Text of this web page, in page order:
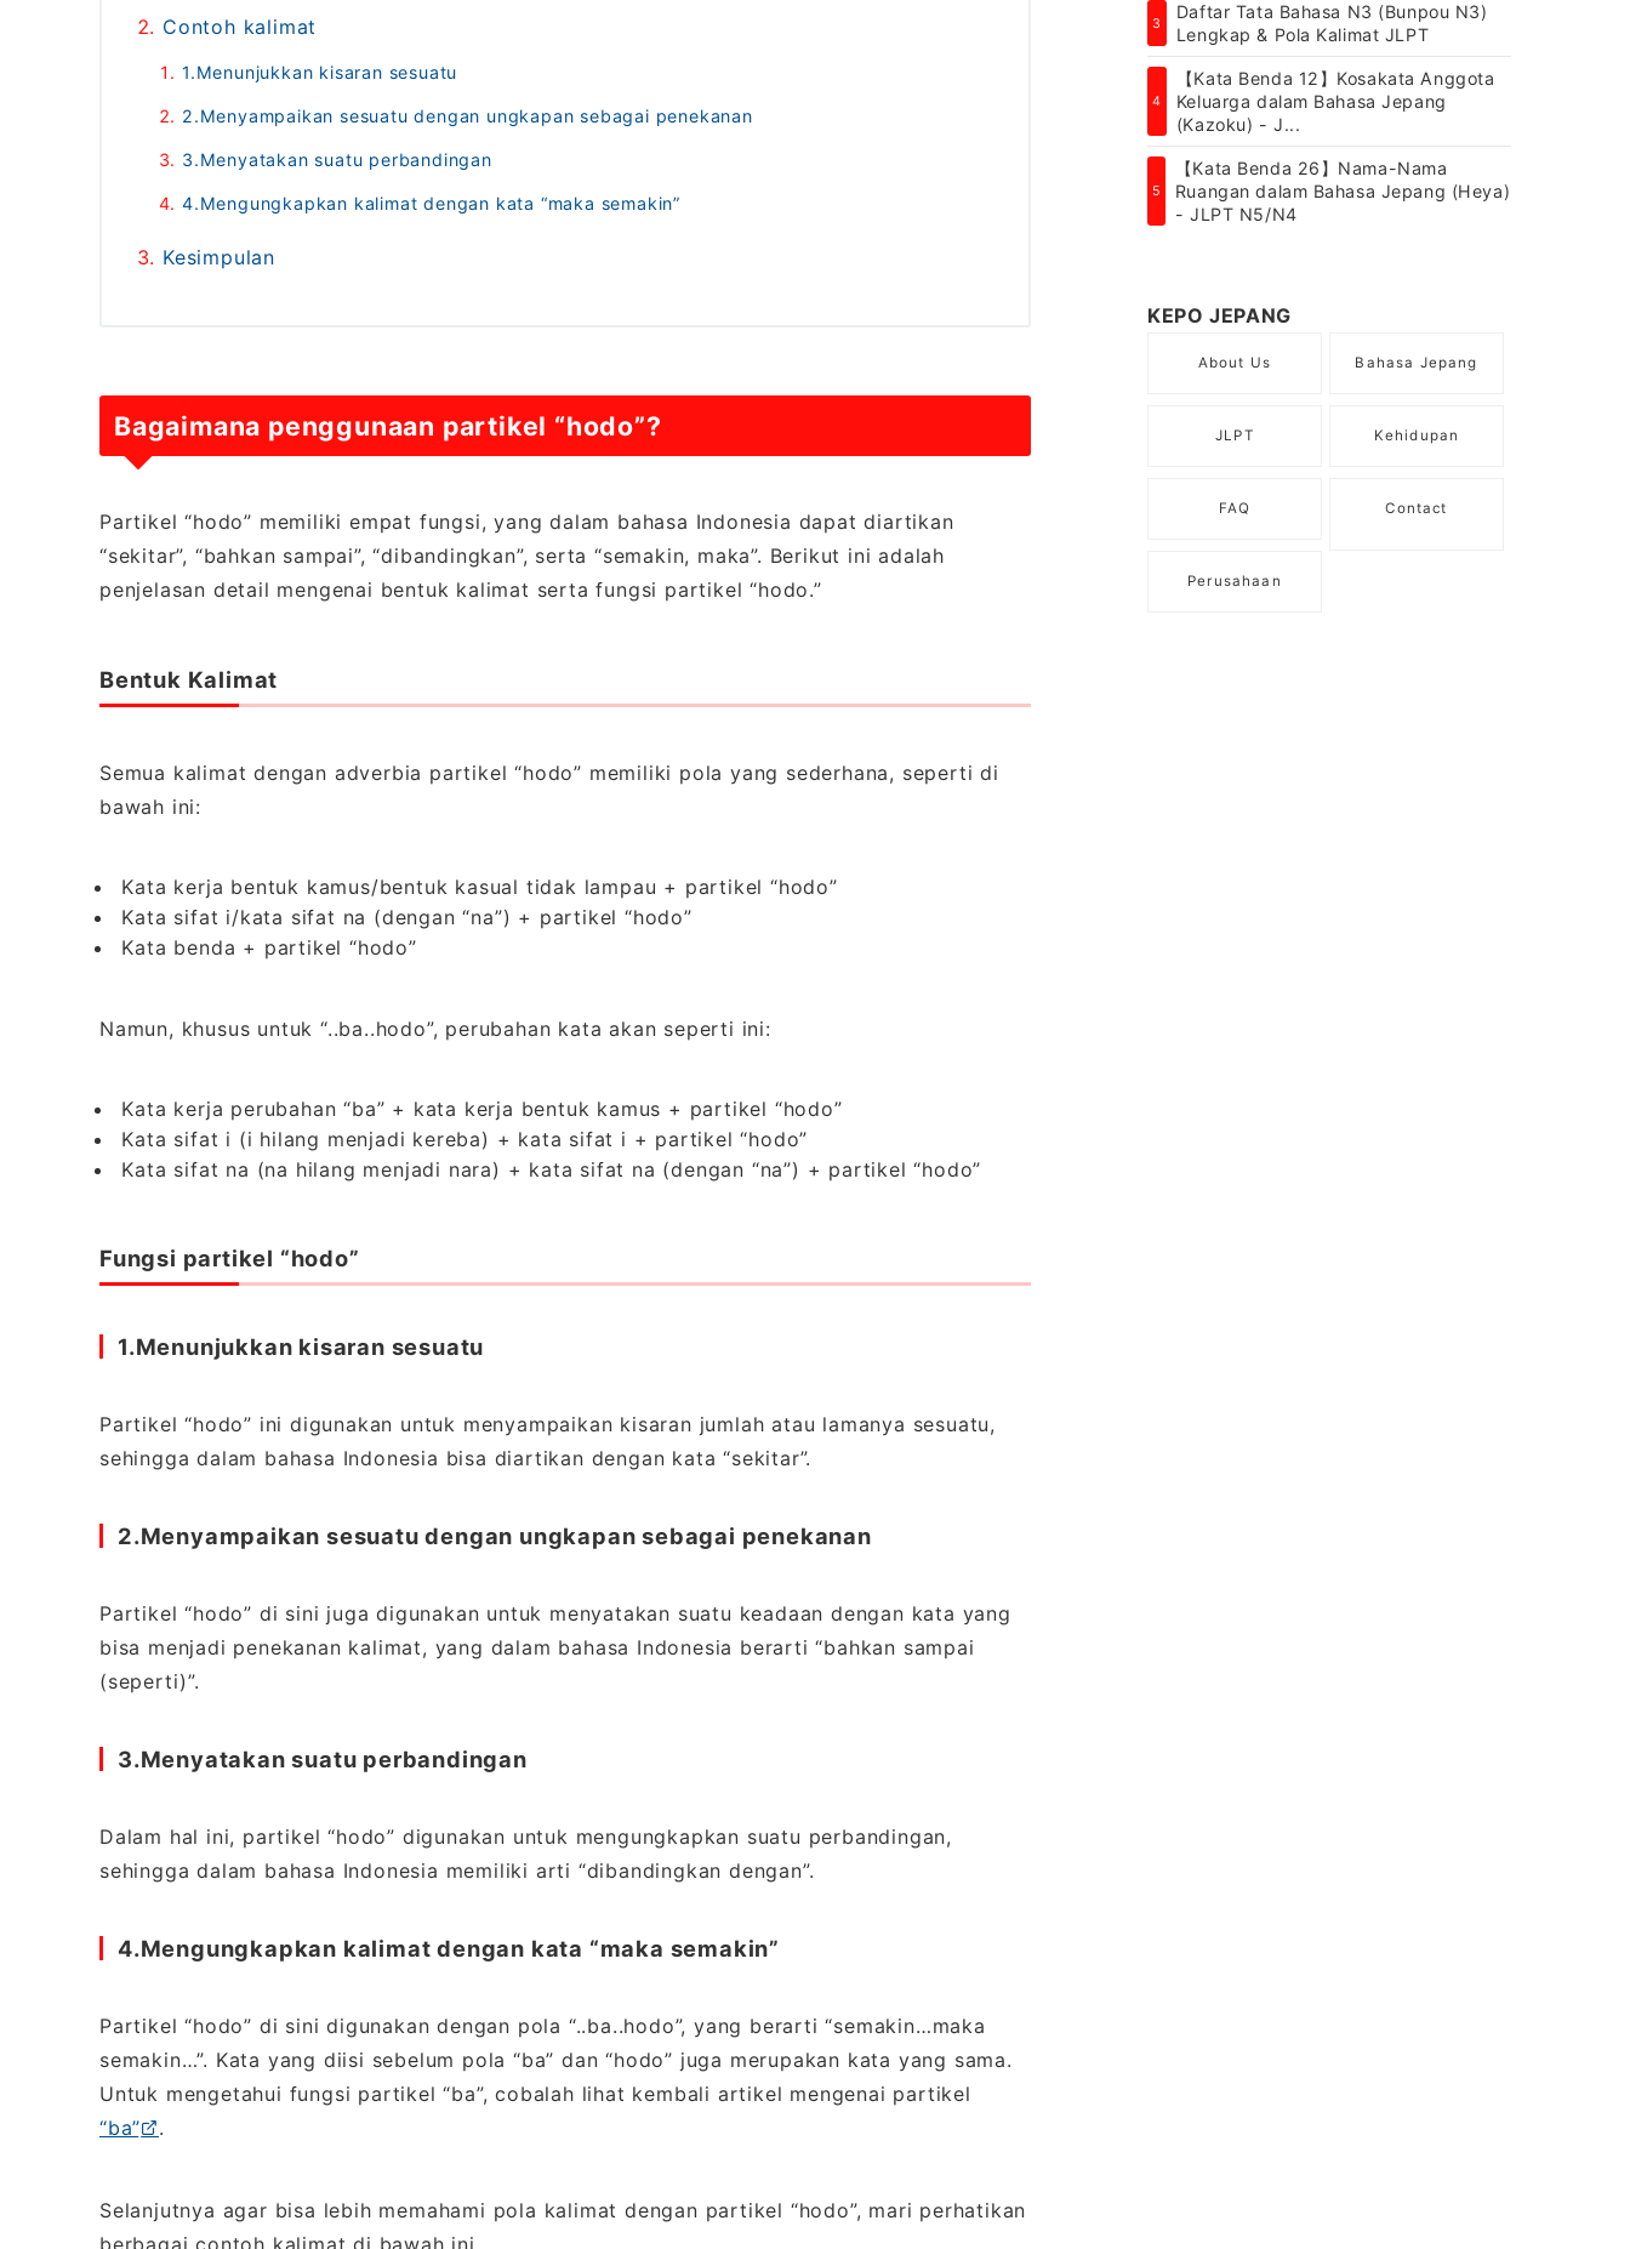
Contoh kalimat
1.Menunjukkan kisaran sesuatu
2.Menyampaikan sesuatu dengan ungkapan sebagai penekanan
3.Menyatakan suatu perbandingan
4.Mengungkapkan kalimat dengan kata “maka semakin”
Kesimpulan
Bagaimana penggunaan partikel “hodo”?
Partikel “hodo” memiliki empat fungsi, yang dalam bahasa Indonesia dapat diartikan
“sekitar”, “bahkan sampai”, “dibandingkan”, serta “semakin, maka”. Berikut ini adalah
penjelasan detail mengenai bentuk kalimat serta fungsi partikel “hodo.”
Bentuk Kalimat
Semua kalimat dengan adverbia partikel “hodo” memiliki pola yang sederhana, seperti di
bawah ini:
Kata kerja bentuk kamus/bentuk kasual tidak lampau + partikel “hodo”
Kata sifat i/kata sifat na (dengan “na”) + partikel “hodo”
Kata benda + partikel “hodo”
Namun, khusus untuk “..ba..hodo”, perubahan kata akan seperti ini:
Kata kerja perubahan “ba” + kata kerja bentuk kamus + partikel “hodo”
Kata sifat i (i hilang menjadi kereba) + kata sifat i + partikel “hodo”
Kata sifat na (na hilang menjadi nara) + kata sifat na (dengan “na”) + partikel “hodo”
Fungsi partikel “hodo”
1.Menunjukkan kisaran sesuatu
Partikel “hodo” ini digunakan untuk menyampaikan kisaran jumlah atau lamanya sesuatu,
sehingga dalam bahasa Indonesia bisa diartikan dengan kata “sekitar”.
2.Menyampaikan sesuatu dengan ungkapan sebagai penekanan
Partikel “hodo” di sini juga digunakan untuk menyatakan suatu keadaan dengan kata yang
bisa menjadi penekanan kalimat, yang dalam bahasa Indonesia berarti “bahkan sampai
(seperti)”.
3.Menyatakan suatu perbandingan
Dalam hal ini, partikel “hodo” digunakan untuk mengungkapkan suatu perbandingan,
sehingga dalam bahasa Indonesia memiliki arti “dibandingkan dengan”.
4.Mengungkapkan kalimat dengan kata “maka semakin”
Partikel “hodo” di sini digunakan dengan pola “..ba..hodo”, yang berarti “semakin…maka
semakin…”. Kata yang diisi sebelum pola “ba” dan “hodo” juga merupakan kata yang sama.
Untuk mengetahui fungsi partikel “ba”, cobalah lihat kembali artikel mengenai partikel
“ba”
.
Selanjutnya agar bisa lebih memahami pola kalimat dengan partikel “hodo”, mari perhatikan
berbagai contoh kalimat di bawah ini.
3
Daftar Tata Bahasa N3 (Bunpou N3)
Lengkap & Pola Kalimat JLPT
4
【Kata Benda 12】Kosakata Anggota
Keluarga dalam Bahasa Jepang
(Kazoku) - J...
5
【Kata Benda 26】Nama-Nama
Ruangan dalam Bahasa Jepang (Heya)
- JLPT N5/N4
KEPO JEPANG
About Us Bahasa Jepang
JLPT Kehidupan
FAQ Contact
Perusahaan